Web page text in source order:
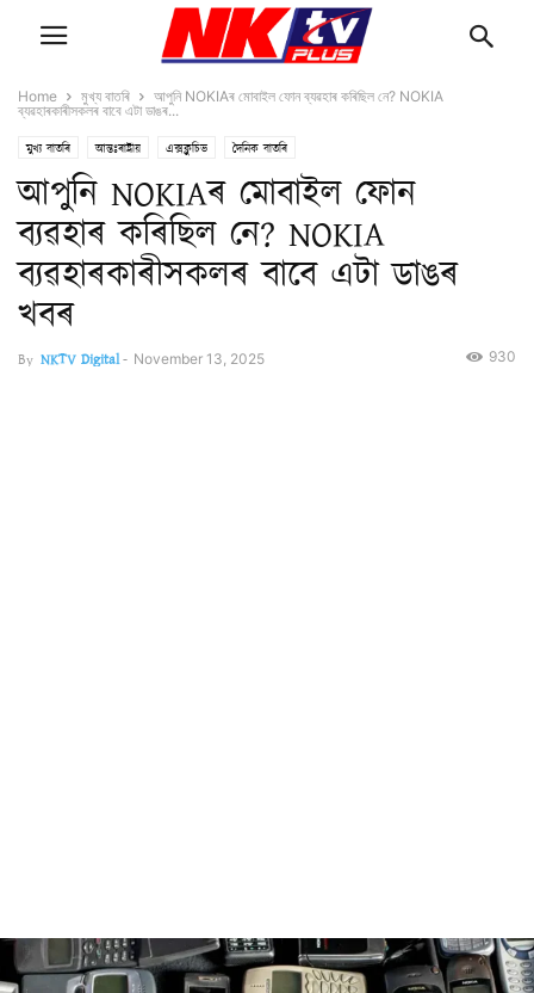
Home মুখ্য বাতৰি
আপুনি NOKIAৰ মোবাইল ফোন ব্যৱহাৰ কৰিছিল নে? NOKIA
ব্যৱহাৰকাৰীসকলৰ বাবে এটা ডাঙৰ...
মুখ্য বাতৰি আন্তঃৰাষ্ট্ৰীয় এক্সক্লুচিভ দৈনিক বাতৰি
আপুনি NOKIAৰ মোবাইল ফোন
ব্যৱহাৰ কৰিছিল নে? NOKIA
ব্যৱহাৰকাৰীসকলৰ বাবে এটা ডাঙৰ
খবৰ
By NKTV Digital- November 13, 2025 930